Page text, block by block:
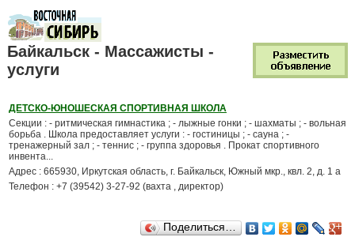
Байкальск - Массажисты -
услуги
ДЕТСКО-ЮНОШЕСКАЯ СПОРТИВНАЯ ШКОЛА
Секции : - ритмическая гимнастика ; - лыжные гонки ; - шахматы ; - вольная
борьба . Школа предоставляет услуги : - гостиницы ; - сауна ; -
тренажерный зал ; - теннис ; - группа здоровья . Прокат спортивного
инвента...
Адрес : 665930, Иркутская область, г. Байкальск, Южный мкр., квл. 2, д. 1 а
Телефон : +7 (39542) 3-27-92 (вахта , директор)
Поделиться…